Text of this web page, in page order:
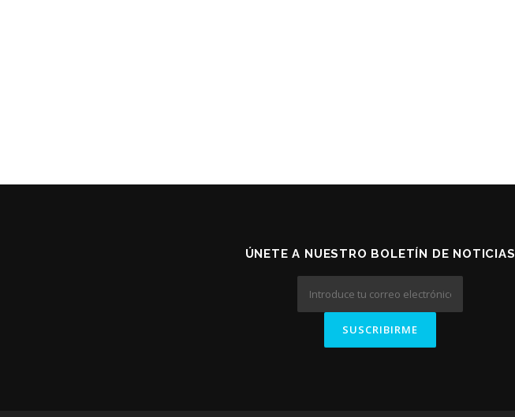
ÚNETE A NUESTRO BOLETÍN DE NOTICIAS